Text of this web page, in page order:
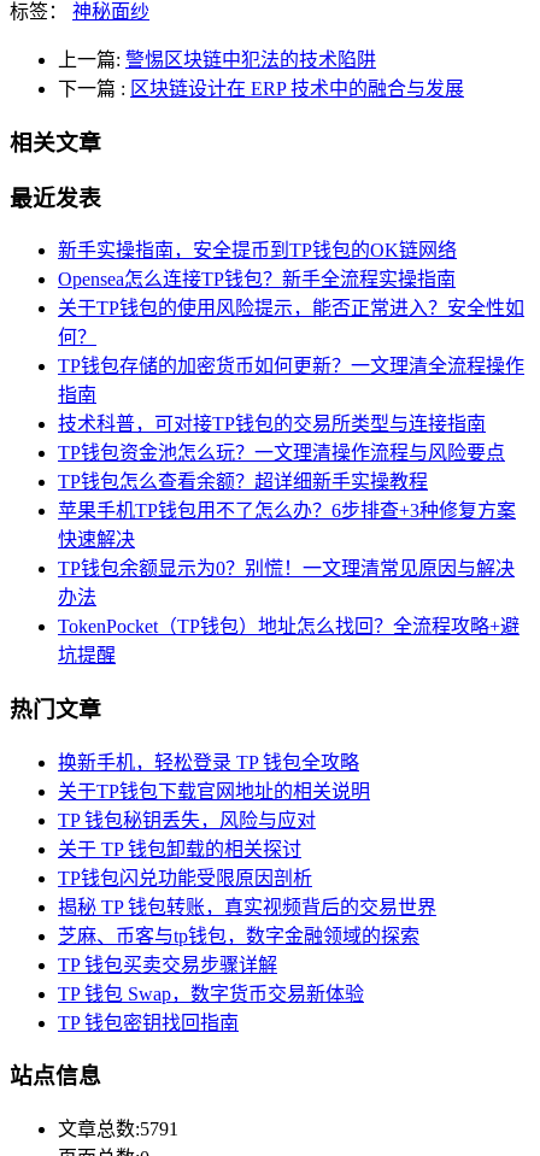
标签： 神秘面纱
上一篇: 警惕区块链中犯法的技术陷阱
下一篇 : 区块链设计在 ERP 技术中的融合与发展
相关文章
最近发表
新手实操指南，安全提币到TP钱包的OK链网络
Opensea怎么连接TP钱包？新手全流程实操指南
关于TP钱包的使用风险提示，能否正常进入？安全性如
何？
TP钱包存储的加密货币如何更新？一文理清全流程操作
指南
技术科普，可对接TP钱包的交易所类型与连接指南
TP钱包资金池怎么玩？一文理清操作流程与风险要点
TP钱包怎么查看余额？超详细新手实操教程
苹果手机TP钱包用不了怎么办？6步排查+3种修复方案
快速解决
TP钱包余额显示为0？别慌！一文理清常见原因与解决
办法
TokenPocket（TP钱包）地址怎么找回？全流程攻略+避
坑提醒
热门文章
换新手机，轻松登录 TP 钱包全攻略
关于TP钱包下载官网地址的相关说明
TP 钱包秘钥丢失，风险与应对
关于 TP 钱包卸载的相关探讨
TP钱包闪兑功能受限原因剖析
揭秘 TP 钱包转账，真实视频背后的交易世界
芝麻、币客与tp钱包，数字金融领域的探索
TP 钱包买卖交易步骤详解
TP 钱包 Swap，数字货币交易新体验
TP 钱包密钥找回指南
站点信息
文章总数:5791